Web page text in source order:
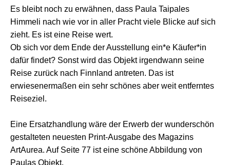
Es bleibt noch zu erwähnen, dass Paula Taipales
Himmeli nach wie vor in aller Pracht viele Blicke auf sich
zieht. Es ist eine Reise wert.
Ob sich vor dem Ende der Ausstellung ein*e Käufer*in
dafür findet? Sonst wird das Objekt irgendwann seine
Reise zurück nach Finnland antreten. Das ist
erwiesenermaßen ein sehr schönes aber weit entferntes
Reiseziel.
Eine Ersatzhandlung wäre der Erwerb der wunderschön
gestalteten neuesten Print-Ausgabe des Magazins
ArtAurea. Auf Seite 77 ist eine schöne Abbildung von
Paulas Objekt.